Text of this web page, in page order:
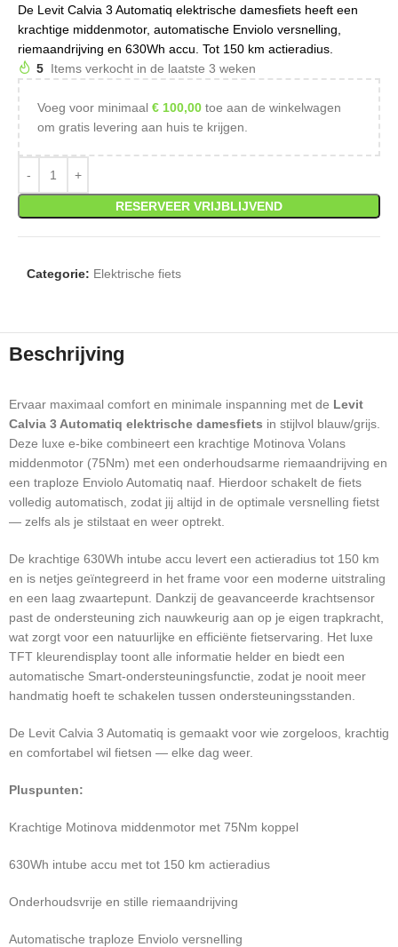
De Levit Calvia 3 Automatiq elektrische damesfiets heeft een
krachtige middenmotor, automatische Enviolo versnelling,
riemaandrijving en 630Wh accu. Tot 150 km actieradius.
5 Items verkocht in de laatste 3 weken
Voeg voor minimaal € 100,00 toe aan de winkelwagen
om gratis levering aan huis te krijgen.
RESERVEER VRIJBLIJVEND
Categorie: Elektrische fiets
Beschrijving
Ervaar maximaal comfort en minimale inspanning met de Levit
Calvia 3 Automatiq elektrische damesfiets in stijlvol blauw/grijs.
Deze luxe e-bike combineert een krachtige Motinova Volans
middenmotor (75Nm) met een onderhoudsarme riemaandrijving en
een traploze Enviolo Automatiq naaf. Hierdoor schakelt de fiets
volledig automatisch, zodat jij altijd in de optimale versnelling fietst
— zelfs als je stilstaat en weer optrekt.
De krachtige 630Wh intube accu levert een actieradius tot 150 km
en is netjes geïntegreerd in het frame voor een moderne uitstraling
en een laag zwaartepunt. Dankzij de geavanceerde krachtsensor
past de ondersteuning zich nauwkeurig aan op je eigen trapkracht,
wat zorgt voor een natuurlijke en efficiënte fietservaring. Het luxe
TFT kleurendisplay toont alle informatie helder en biedt een
automatische Smart-ondersteuningsfunctie, zodat je nooit meer
handmatig hoeft te schakelen tussen ondersteuningsstanden.
De Levit Calvia 3 Automatiq is gemaakt voor wie zorgeloos, krachtig
en comfortabel wil fietsen — elke dag weer.
Pluspunten:
Krachtige Motinova middenmotor met 75Nm koppel
630Wh intube accu met tot 150 km actieradius
Onderhoudsvrije en stille riemaandrijving
Automatische traploze Enviolo versnelling